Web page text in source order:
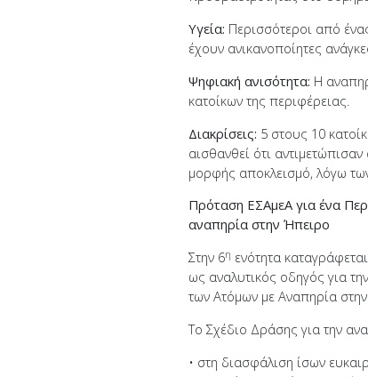
Υγεία: Περισσότεροι από
έχουν ανικανοποίητες
Ψηφιακή ανισότητα: Η
κατοίκων της περιφέρειας.
Διακρίσεις: 5 στους 10
αισθανθεί ότι
μορφής αποκλεισμό, λόγω
Πρόταση ΕΣΑμεΑ για ένα
αναπηρία στην Ήπειρο
Στην 6η ενότητα
ως αναλυτικός οδηγός για
των Ατόμων με Αναπηρία
Το Σχέδιο Δράσης για την
• στη διασφάλιση ίσων